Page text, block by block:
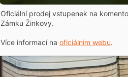
Oficiální prodej vstupenek na
Zámku Žinkovy.
Více informací na oficiálním webu.